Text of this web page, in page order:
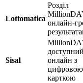
Lottomatica
Розділ
онлайн-
Sisal
доступний
онлайн з
цифровою
карткою